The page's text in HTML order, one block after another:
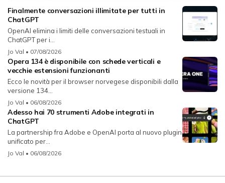
Finalmente conversazioni illimitate per tutti in
ChatGPT
OpenAI elimina i limiti delle conversazioni testuali in
ChatGPT per i...
Jo Val • 07/08/2026
Opera 134 è disponibile con schede verticali e
vecchie estensioni funzionanti
Ecco le novità per il browser norvegese disponibili dalla
versione 134...
Jo Val • 06/08/2026
Adesso hai 70 strumenti Adobe integrati in
ChatGPT
La partnership fra Adobe e OpenAI porta al nuovo plugin
unificato per...
Jo Val • 06/08/2026